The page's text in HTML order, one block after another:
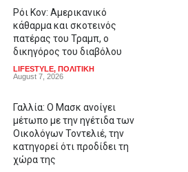
Ρόι Κον: Αμερικανικό
κάθαρμα και σκοτεινός
πατέρας του Τραμπ, ο
δικηγόρος του διαβόλου
LIFESTYLE, ΠΟΛΙΤΙΚΗ
August 7, 2026
Γαλλία: Ο Μασκ ανοίγει
μέτωπο με την ηγέτιδα των
Οικολόγων Τοντελιέ, την
κατηγορεί ότι προδίδει τη
χώρα της